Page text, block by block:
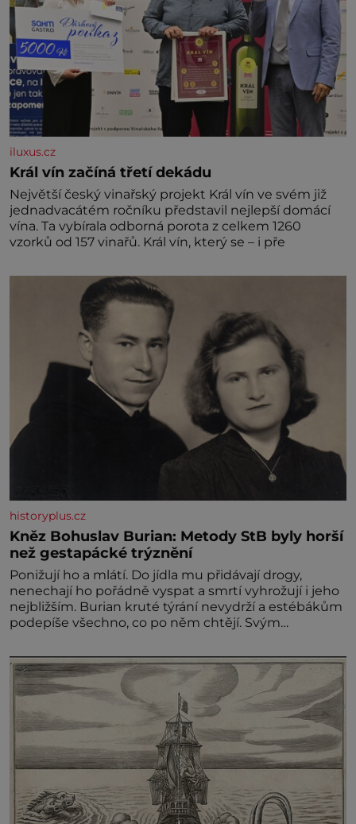
iluxus.cz
Král vín začíná třetí dekádu
Největší český vinařský projekt Král vín ve svém již
jednadvacátém ročníku představil nejlepší domácí
vína. Ta vybírala odborná porota z celkem 1260
vzorků od 157 vinařů. Král vín, který se – i pře
historyplus.cz
Kněz Bohuslav Burian: Metody StB byly horší
než gestapácké trýznění
Ponižují ho a mlátí. Do jídla mu přidávají drogy,
nenechají ho pořádně vyspat a smrtí vyhrožují i jeho
nejbližším. Burian kruté týrání nevydrží a estébákům
podepíše všechno, co po něm chtějí. Svým
výslechů nikdo nevyvíjel fyzický ani psychický nátlak.
Syn brněnského řezníka chce být knězem a